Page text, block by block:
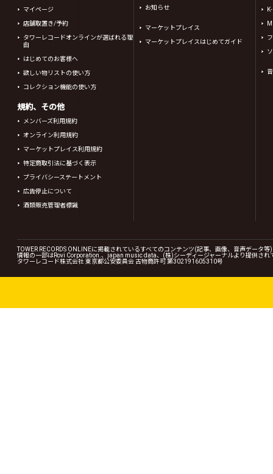
マイページ
店舗取置き/予約
タワーレコードオンラインが選ばれる理
由
はじめてのお客様へ
欲しい物リストの使い方
コレクション機能の使い方
規約、その他
メンバーズ利用規約
オンライン利用規約
マーケットプレイス利用規約
特定商取引法に基づく表示
プライバシーステートメント
広告停止について
酒類販売管理者標識
お知らせ
マーケットプレイス
マーケットプレイスはじめてガイド
TOWER RECORDS ONLINEに掲載されているすべてのコンテンツ(記事、画像、音声データ
情報の一部はRovi Corporation.、japan music data、(株)シーディージャーナルより提供され
タワーレコード株式会社 東京都公安委員会 古物商許可 第302191605310号